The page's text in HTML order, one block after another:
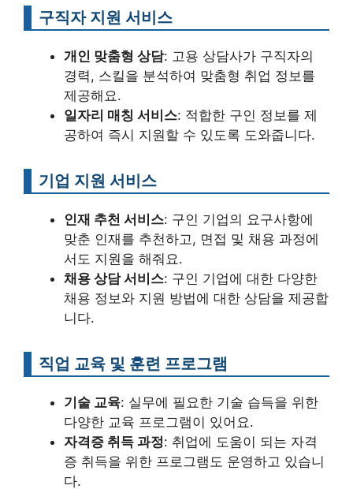
구직자 지원 서비스
개인 맞춤형 상담: 고용 상담사가 구직자의
경력, 스킬을 분석하여 맞춤형 취업 정보를
제공해요.
일자리 매칭 서비스: 적합한 구인 정보를 제
공하여 즉시 지원할 수 있도록 도와줍니다.
기업 지원 서비스
인재 추천 서비스: 구인 기업의 요구사항에
맞춘 인재를 추천하고, 면접 및 채용 과정에
서도 지원을 해줘요.
채용 상담 서비스: 구인 기업에 대한 다양한
채용 정보와 지원 방법에 대한 상담을 제공합
니다.
직업 교육 및 훈련 프로그램
기술 교육: 실무에 필요한 기술 습득을 위한
다양한 교육 프로그램이 있어요.
자격증 취득 과정: 취업에 도움이 되는 자격
증 취득을 위한 프로그램도 운영하고 있습니
다.